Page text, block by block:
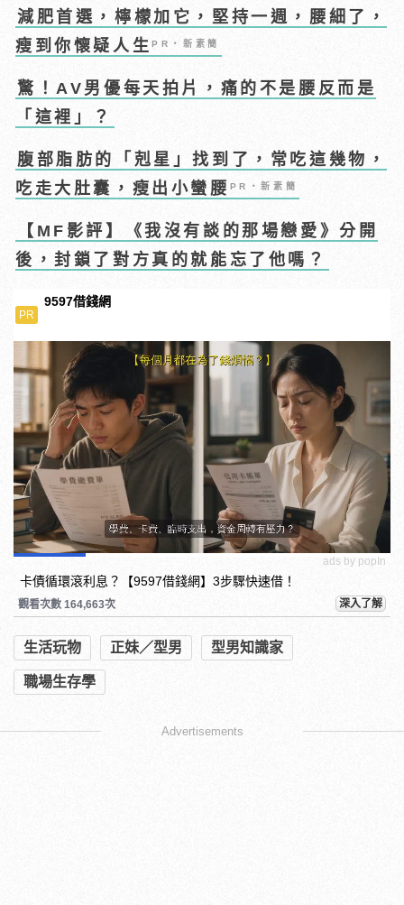
減肥首選，檸檬加它，堅持一週，腰細了，
瘦到你懷疑人生PR・新素簡
驚！AV男優每天拍片，痛的不是腰反而是
「這裡」？
腹部脂肪的「剋星」找到了，常吃這幾物，
吃走大肚囊，瘦出小蠻腰 PR・新素簡
【MF影評】《我沒有談的那場戀愛》分開
後，封鎖了對方真的就能忘了他嗎？
PR
9597借錢網
ads by popIn
卡債循環滾利息？【9597借錢網】3步驟快速借！
觀看次數 164,663次 深入了解
生活玩物 正妹／型男 型男知識家
職場生存學
Advertisements